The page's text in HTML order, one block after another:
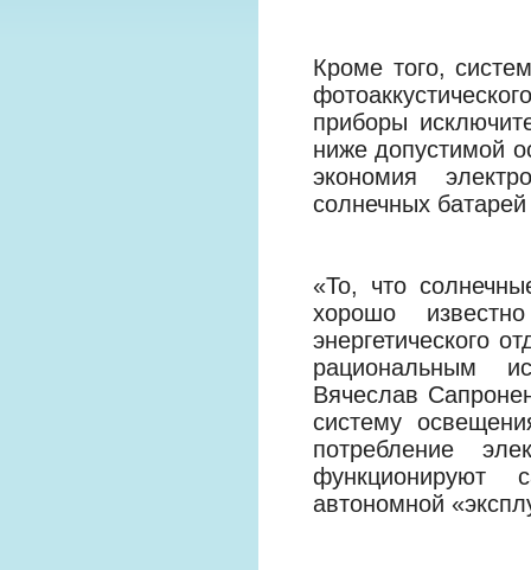
Кроме того,
приборы
ниже допустимой
экономия
солнечных
«То, что
хорошо
энергетического
рациональным
Вячеслав
систему
потребление
функционируют
автономной